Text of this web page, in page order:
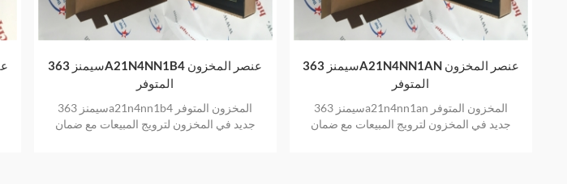
سيمنز 363A21N4NN1B4 عنصر المخزون
المتوفر
سيمنز 363a21n4nn1b4 المخزون المتوفر
جديد في المخزون لترويج المبيعات مع ضمان
سيمنز 363A21N4NN1AN عنصر المخزون
المتوفر
سيمنز 363a21n4nn1an المخزون المتوفر
جديد في المخزون لترويج المبيعات مع ضمان